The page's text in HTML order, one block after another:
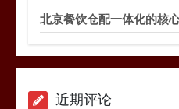
北京餐饮仓配一体化的核
近期评论